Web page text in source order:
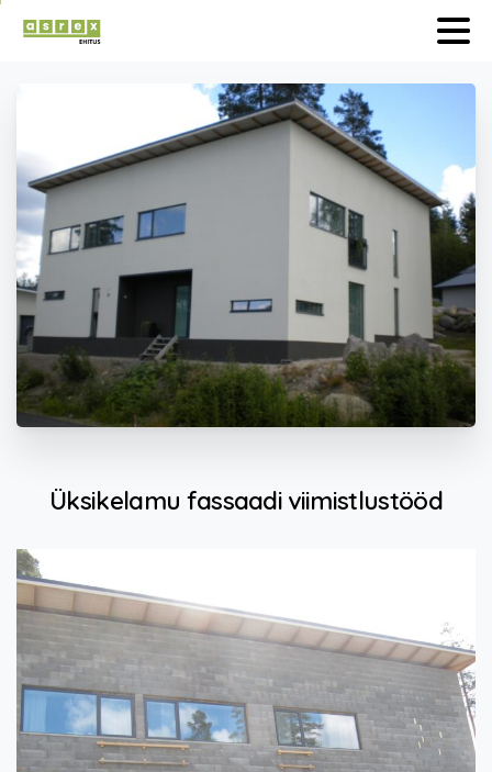
Üksikelamu fassaadi viimistlustööd